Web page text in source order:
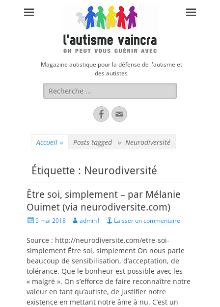
Magazine autistique pour la défense de l'autisme et
des autistes
Rechercher :
FacebookAdresse
de
Accueil » Posts tagged » Neurodiversité
Étiquette : Neurodiversité
Être soi, simplement – par Mélanie
Ouimet (via neurodiversite.com)
Posted5 mai 2018 Author
admin1 Laisser un commentaire
Source : http://neurodiversite.com/etre-soi-
simplement Être soi, simplement On nous parle
beaucoup de sensibilisation, d’acceptation, de
tolérance. Que le bonheur est possible avec les
« malgré ». On s’efforce de faire reconnaître notre
valeur en tant qu’autiste, de justifier notre
existence en mettant notre âme à nu. C’est un